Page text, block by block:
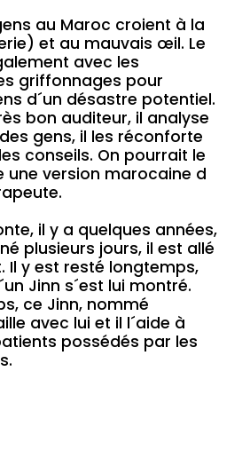
au Maroc croient à la
et au mauvais œil. Le
avec les
griffonnages pour
d´un désastre potentiel.
bon auditeur, il analyse
gens, il les réconforte
conseils. On pourrait le
une version marocaine d
il y a quelques années,
plusieurs jours, il est allé
Il y est resté longtemps,
Jinn s´est lui montré.
ce Jinn, nommé
avec lui et il l´aide à
possédés par les